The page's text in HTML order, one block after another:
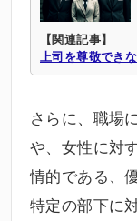
【関連記事】
上司を尊敬でき
さらに、職場
や、女性に対
情的である、
特定の部下に